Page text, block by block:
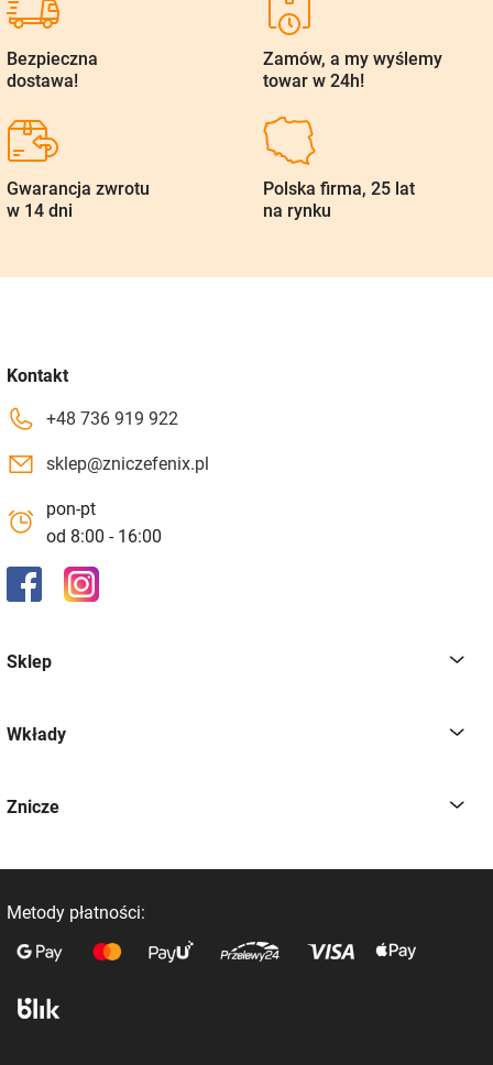
Bezpieczna
dostawa!
Zamów, a my wyślemy
towar w 24h!
Gwarancja zwrotu
w 14 dni
Polska firma, 25 lat
na rynku
Kontakt
+48 736 919 922
sklep@zniczefenix.pl
pon-pt
od 8:00 - 16:00
Sklep
Wkłady
Znicze
Metody płatności: